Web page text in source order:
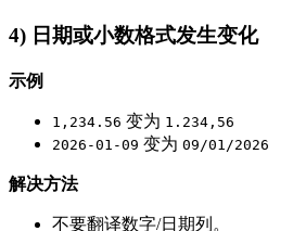
4) 日期或小数格式发生变化
示例
1,234.56 变为 1.234,56
2026-01-09 变为 09/01/2026
解决方法
不要翻译数字/日期列。